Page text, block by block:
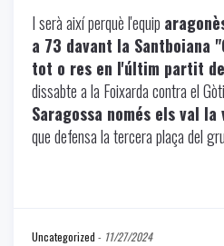
I serà així perquè l'equip
a 73 davant la Santboiana
tot o res en l'últim partit
dissabte a la Foixarda contra el
Saragossa només els val
que defensa la tercera plaça del
Uncategorized - 11/27/2024